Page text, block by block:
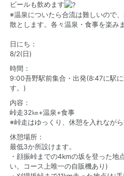
ビールも飲めます
※温泉についたら合流は難しいので
散とします。各々温泉・食事を楽み
日にち：
8/2(日)
時間：
9:00吾野駅前集合・出発(8:47に駅
す。)
内容：
峠走32㎞+温泉+食事
※峠走はゆっくり、休憩を入れなが
休憩場所：
最低3か所設けます。
・顔振峠までの4kmの坂を登った地
い。コース上唯一の自販機あり)